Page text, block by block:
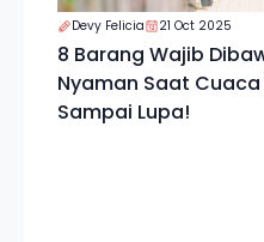
Devy Felicia 21 Oct 2025
8 Barang Wajib
Nyaman Saat
Sampai Lupa!